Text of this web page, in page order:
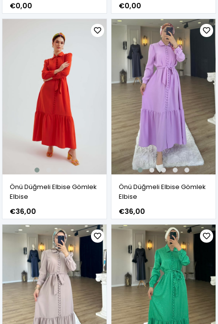
€0,00 €0,00
Önü Düğmeli Elbise Gömlek
Elbise
€36,00
Önü Düğmeli Elbise Gömlek
Elbise
€36,00